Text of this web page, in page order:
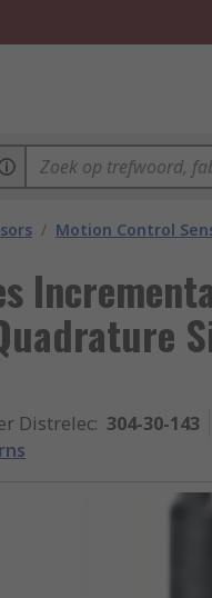
/ Motion Control
Distrelec: 304-30-143